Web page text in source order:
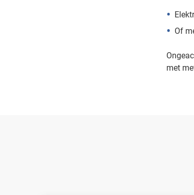
Of
met